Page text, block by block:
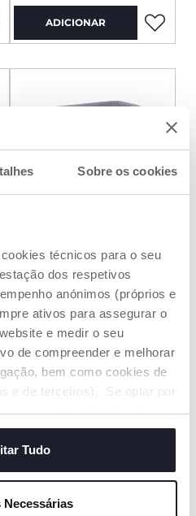
Sobre os cookies
técnicos para o seu
dos respetivos
anónimos (próprios e
ativos para assegurar o
e medir o seu
de compreender e melhorar
bem como cookies de
e de terceiros). Se optar por
na utilização de todos os
alterar ou revogar o
de alguns cookies, clique em
este aviso, está a
para garantir o
Tudo
Necessárias
ADICIONAR
Berço Chicco Next2me
Essential
€ 159,99
ADICIONAR